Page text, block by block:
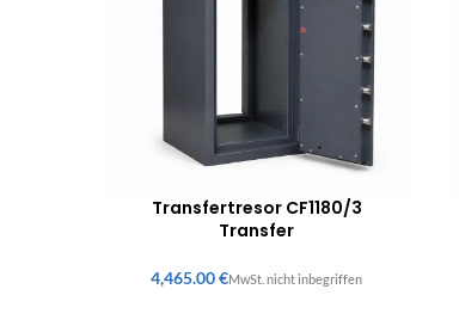
Transfertresor CF1180/3
Transfer
€